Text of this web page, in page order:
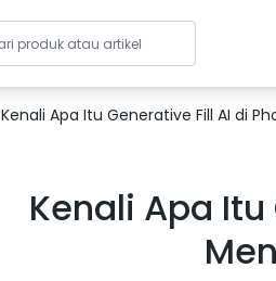
Kenali Apa Itu Generative Fill AI di
Kenali Apa